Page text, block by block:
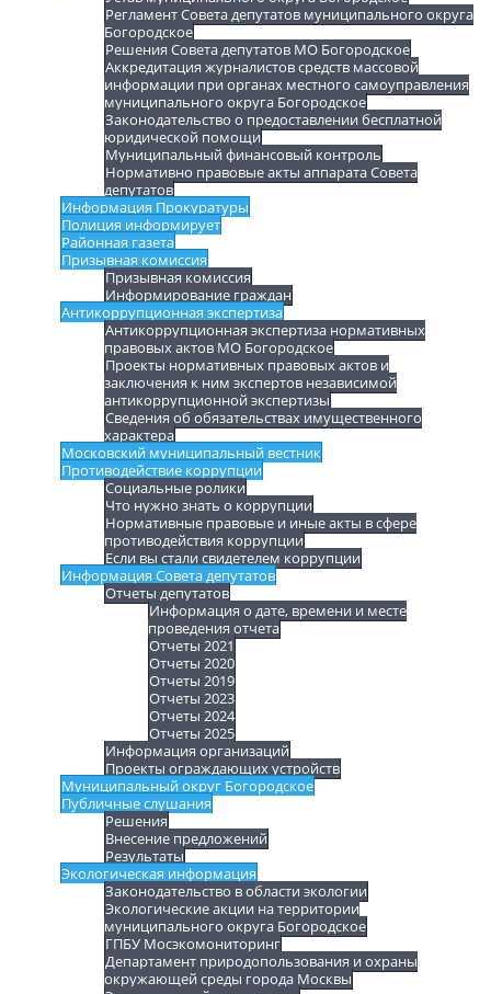
Регламент Совета депутатов муниципального округа
Богородское
Решения Совета депутатов МО Богородское
Аккредитация журналистов средств массовой
информации при органах местного самоуправления
муниципального округа Богородское
Законодательство о предоставлении бесплатной
юридической помощи
Муниципальный финансовый контроль
Нормативно правовые акты аппарата Совета
депутатов
Информация Прокуратуры
Полиция информирует
Районная газета
Призывная комиссия
Призывная комиссия
Информирование граждан
Антикоррупционная экспертиза
Антикоррупционная экспертиза нормативных
правовых актов МО Богородское
Проекты нормативных правовых актов и
заключения к ним экспертов независимой
антикоррупционной экспертизы
Сведения об обязательствах имущественного
характера
Московский муниципальный вестник
Противодействие коррупции
Социальные ролики
Что нужно знать о коррупции
Нормативные правовые и иные акты в сфере
противодействия коррупции
Если вы стали свидетелем коррупции
Информация Совета депутатов
Отчеты депутатов
Информация о дате, времени и месте
проведения отчета
Отчеты 2021
Отчеты 2020
Отчеты 2019
Отчеты 2023
Отчеты 2024
Отчеты 2025
Информация организаций
Проекты ограждающих устройств
Муниципальный округ Богородское
Публичные слушания
Решения
Внесение предложений
Результаты
Экологическая информация
Законодательство в области экологии
Экологические акции на территории
муниципального округа Богородское
ГПБУ Мосэкомониторинг
Департамент природопользования и охраны
окружающей среды города Москвы